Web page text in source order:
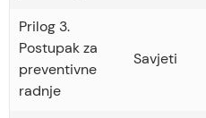
Prilog 3.
Postupak za
preventivne
radnje
Savjeti